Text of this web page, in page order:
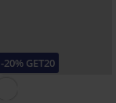
-20% GET20